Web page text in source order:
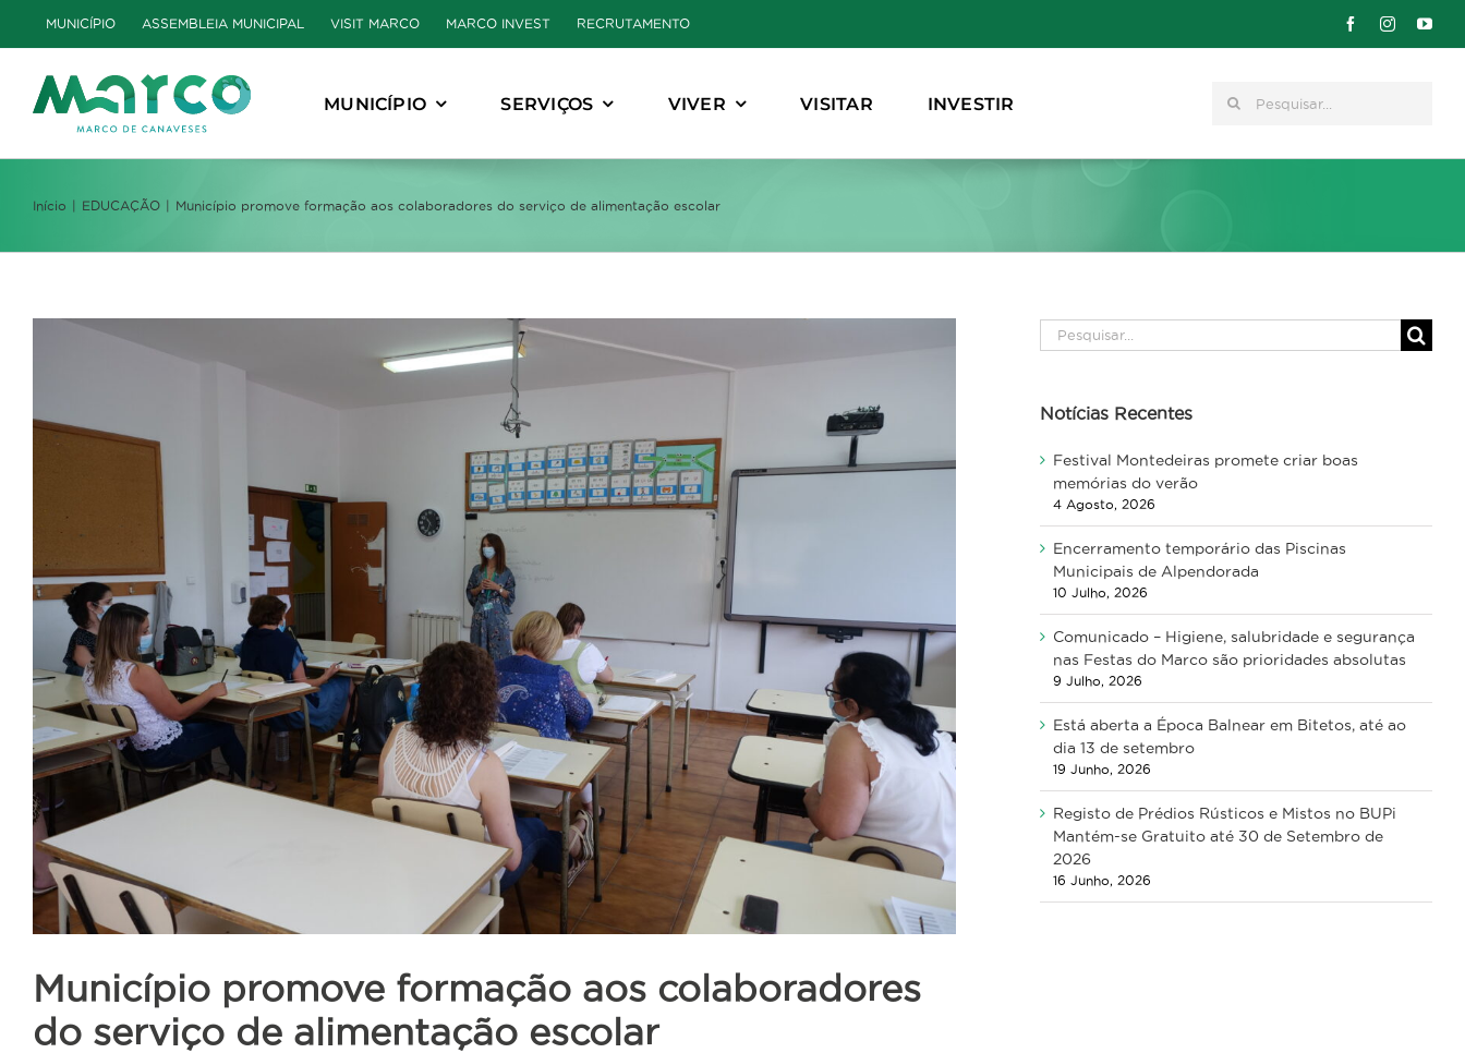
to
content
MUNICÍPIO ASSEMBLEIA MUNICIPAL VISIT MARCO MARCO INVEST RECRUTAMENTO
MUNICÍPIO SERVIÇOS VIVER VISITAR INVESTIR Pesquisar
Início EDUCAÇÃO Município promove formação aos colaboradores do serviço de alimentação escolar
Município promove formação aos colaboradores
do serviço de alimentação escolar
Pesquisar
Notícias Recentes
Festival Montedeiras promete criar boas
memórias do verão
4 Agosto, 2026
Encerramento temporário das Piscinas
Municipais de Alpendorada
10 Julho, 2026
Comunicado – Higiene, salubridade e segurança
nas Festas do Marco são prioridades absolutas
9 Julho, 2026
Está aberta a Época Balnear em Bitetos, até ao
dia 13 de setembro
19 Junho, 2026
Registo de Prédios Rústicos e Mistos no BUPi
Mantém-se Gratuito até 30 de Setembro de
2026
16 Junho, 2026